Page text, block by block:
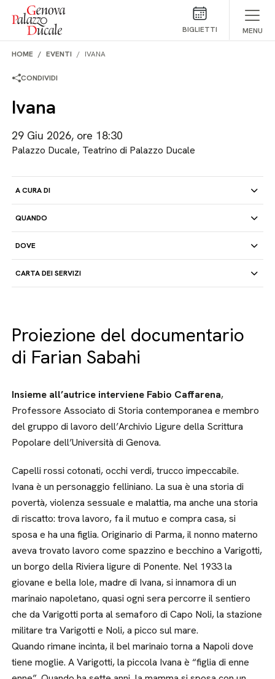
Salta al contenuto
BIGLIETTI MENU
HOME EVENTI IVANA
CONDIVIDI
Ivana
29 Giu 2026, ore 18:30
Palazzo Ducale, Teatrino di Palazzo Ducale
A CURA DI
QUANDO
DOVE
CARTA DEI SERVIZI
Proiezione del documentario
di Farian Sabahi
Insieme all’autrice interviene Fabio Caffarena,
Professore Associato di Storia contemporanea e membro
del gruppo di lavoro dell’Archivio Ligure della Scrittura
Popolare dell’Università di Genova.
Capelli rossi cotonati, occhi verdi, trucco impeccabile.
Ivana è un personaggio felliniano. La sua è una storia di
povertà, violenza sessuale e malattia, ma anche una storia
di riscatto: trova lavoro, fa il mutuo e compra casa, si
sposa e ha una figlia. Originario di Parma, il nonno materno
aveva trovato lavoro come spazzino e becchino a Varigotti,
un borgo della Riviera ligure di Ponente. Nel 1933 la
giovane e bella Iole, madre di Ivana, si innamora di un
marinaio napoletano, quasi ogni sera percorre il sentiero
che da Varigotti porta al semaforo di Capo Noli, la stazione
militare tra Varigotti e Noli, a picco sul mare.
Quando rimane incinta, il bel marinaio torna a Napoli dove
tiene moglie. A Varigotti, la piccola Ivana è “figlia di enne